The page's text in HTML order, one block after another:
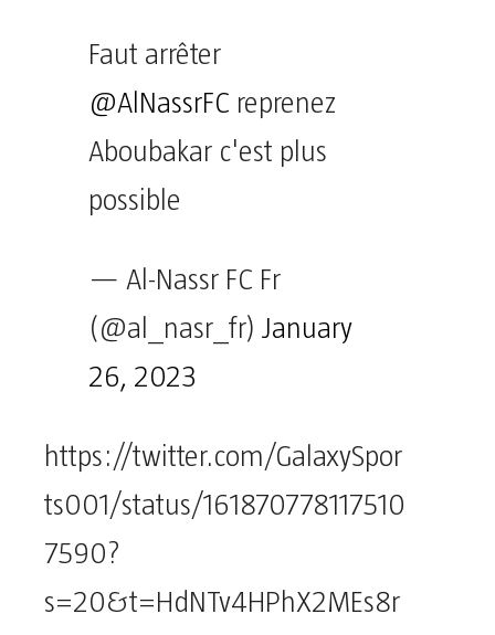
Faut arrêter
@AlNassrFC reprenez
Aboubakar c'est plus
possible
— Al-Nassr FC Fr
(@al_nasr_fr) January
26, 2023
https://twitter.com/GalaxySpor
ts001/status/161870778117510
7590?
s=20&t=HdNTv4HPhX2MEs8r